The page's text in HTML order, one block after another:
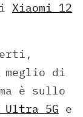
Xiaomi 12
meglio di
è sullo
Ultra 5G e